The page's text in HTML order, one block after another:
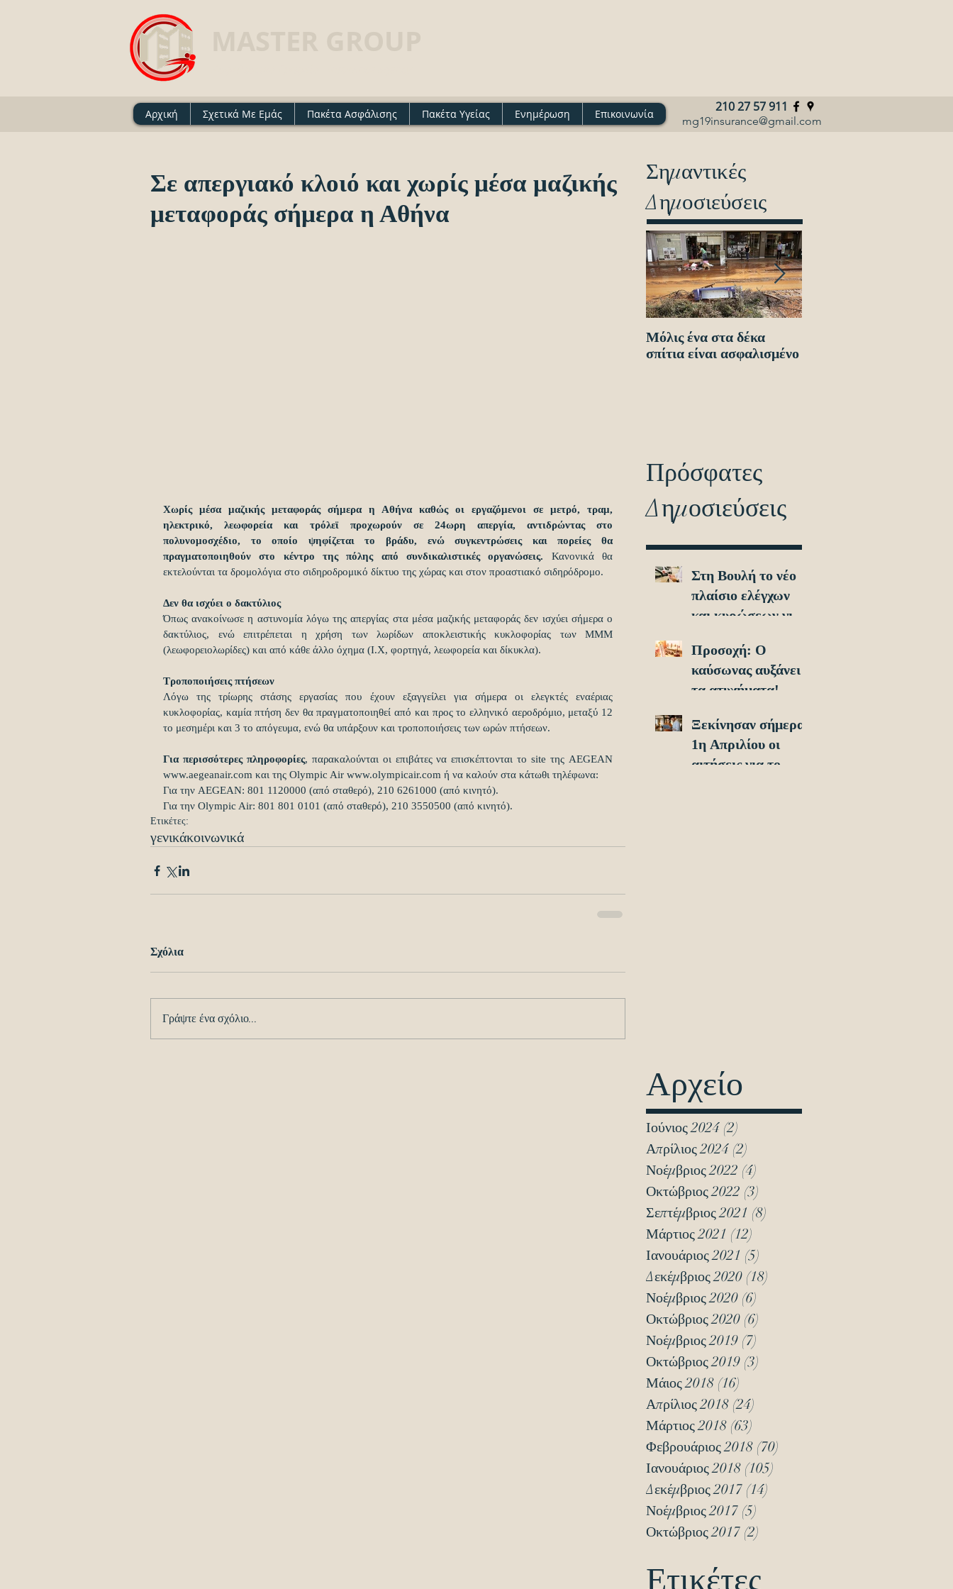
mg19insurance@gmail.com
210 27 57 911
Αρχική Σχετικά Με Εμάς Πακέτα Ασφάλισης Πακέτα Υγείας Ενημέρωση Επικοινωνία
Σε απεργιακό κλοιό και χωρίς μέσα μαζικής
μεταφοράς σήμερα η Αθήνα
Χωρίς μέσα μαζικής μεταφοράς σήμερα η Αθήνα καθώς οι εργαζόμενοι σε μετρό, τραμ,
ηλεκτρικό, λεωφορεία και τρόλεϊ προχωρούν σε 24ωρη απεργία, αντιδρώντας στο
πολυνομοσχέδιο, το οποίο ψηφίζεται το βράδυ, ενώ συγκεντρώσεις και πορείες θα
πραγματοποιηθούν στο κέντρο της πόλης από συνδικαλιστικές οργανώσεις. Κανονικά θα
εκτελούνται τα δρομολόγια στο σιδηροδρομικό δίκτυο της χώρας και στον προαστιακό σιδηρόδρομο.
Δεν θα ισχύει ο δακτύλιος
Όπως ανακοίνωσε η αστυνομία λόγω της απεργίας στα μέσα μαζικής μεταφοράς δεν ισχύει σήμερα ο
δακτύλιος, ενώ επιτρέπεται η χρήση των λωρίδων αποκλειστικής κυκλοφορίας των ΜΜΜ
(λεωφορειολωρίδες) και από κάθε άλλο όχημα (Ι.Χ, φορτηγά, λεωφορεία και δίκυκλα).
Τροποποιήσεις πτήσεων
Λόγω της τρίωρης στάσης εργασίας που έχουν εξαγγείλει για σήμερα οι ελεγκτές εναέριας
κυκλοφορίας, καμία πτήση δεν θα πραγματοποιηθεί από και προς το ελληνικό αεροδρόμιο, μεταξύ 12
το μεσημέρι και 3 το απόγευμα, ενώ θα υπάρξουν και τροποποιήσεις των ωρών πτήσεων.
Για περισσότερες πληροφορίες, παρακαλούνται οι επιβάτες να επισκέπτονται το site της AEGEAN
www.aegeanair.com και της Olympic Air www.olympicair.com ή να καλούν στα κάτωθι τηλέφωνα:
Για την AEGEAN: 801 1120000 (από σταθερό), 210 6261000 (από κινητό).
Για την Olympic Air: 801 801 0101 (από σταθερό), 210 3550500 (από κινητό).
Ετικέτες:
γενικάκοινωνικά
Σχόλια
Γράψτε ένα σχόλιο...
Σημαντικές
Δημοσιεύσεις
Μόλις ένα στα δέκα
σπίτια είναι ασφαλισμένο
Πρόσφατες
Δημοσιεύσεις
Στη Βουλή το νέο
πλαίσιο ελέγχων
και κυρώσεων για
οχήματα!
Προσοχή: O
καύσωνας αυξάνει
τα ατυχήματα!
Ξεκίνησαν σήμερα
1η Απριλίου οι
αιτήσεις για το
Αρχείο
Ιούνιος 2024 (2)
Απρίλιος 2024 (2)
Νοέμβριος 2022 (4)
Οκτώβριος 2022 (3)
Σεπτέμβριος 2021 (8)
Μάρτιος 2021 (12)
Ιανουάριος 2021 (5)
Δεκέμβριος 2020 (18)
Νοέμβριος 2020 (6)
Οκτώβριος 2020 (6)
Νοέμβριος 2019 (7)
Οκτώβριος 2019 (3)
Μάιος 2018 (16)
Απρίλιος 2018 (24)
Μάρτιος 2018 (63)
Φεβρουάριος 2018 (70)
Ιανουάριος 2018 (105)
Δεκέμβριος 2017 (14)
Νοέμβριος 2017 (5)
Οκτώβριος 2017 (2)
Ετικέτες